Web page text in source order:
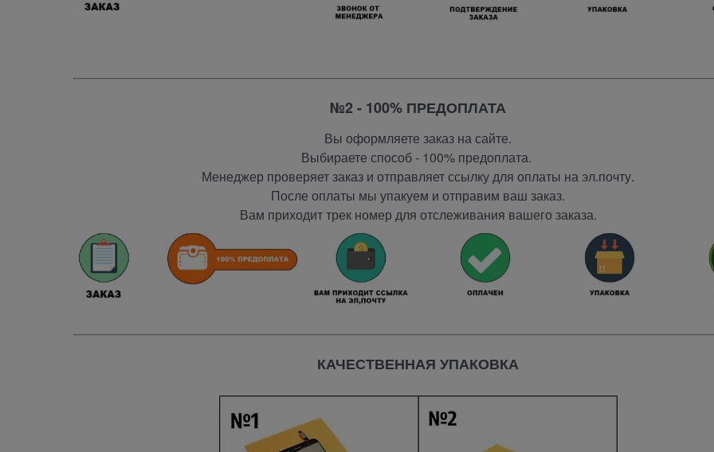
№2 - 100% ПРЕДОПЛАТА
Вы оформляете заказ на сайте.
Выбираете способ - 100% предоплата.
Менеджер проверяет заказ и отправляет ссылку для оплаты на эл.почту.
После оплаты мы упакуем и отправим ваш заказ.
Вам приходит трек номер для отслеживания вашего заказа.
КАЧЕСТВЕННАЯ УПАКОВКА